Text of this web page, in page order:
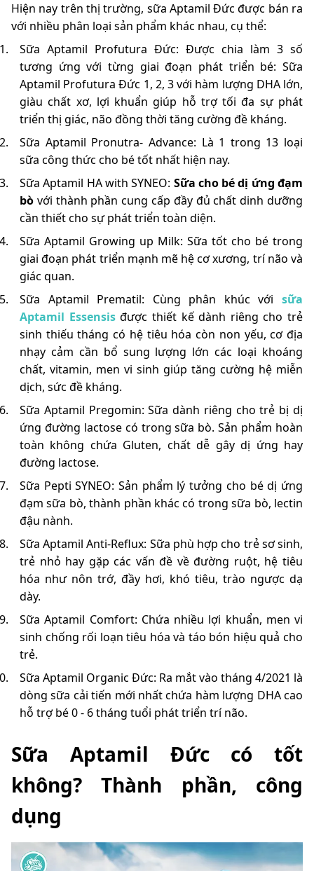
Hiện nay trên thị trường, sữa Aptamil Đức được bán ra
với nhiều phân loại sản phẩm khác nhau, cụ thể:
Sữa Aptamil Profutura Đức: Được chia làm 3 số
tương ứng với từng giai đoạn phát triển bé: Sữa
Aptamil Profutura Đức 1, 2, 3 với hàm lượng DHA lớn,
giàu chất xơ, lợi khuẩn giúp hỗ trợ tối đa sự phát
triển thị giác, não đồng thời tăng cường đề kháng.
Sữa Aptamil Pronutra- Advance: Là 1 trong 13 loại
sữa công thức cho bé tốt nhất hiện nay.
Sữa Aptamil HA with SYNEO: Sữa cho bé dị ứng đạm
bò với thành phần cung cấp đầy đủ chất dinh dưỡng
cần thiết cho sự phát triển toàn diện.
Sữa Aptamil Growing up Milk: Sữa tốt cho bé trong
giai đoạn phát triển mạnh mẽ hệ cơ xương, trí não và
giác quan.
Sữa Aptamil Prematil: Cùng phân khúc với sữa
Aptamil Essensisđược thiết kế dành riêng cho trẻ
sinh thiếu tháng có hệ tiêu hóa còn non yếu, cơ địa
nhạy cảm cần bổ sung lượng lớn các loại khoáng
chất, vitamin, men vi sinh giúp tăng cường hệ miễn
dịch, sức đề kháng.
Sữa Aptamil Pregomin: Sữa dành riêng cho trẻ bị dị
ứng đường lactose có trong sữa bò. Sản phẩm hoàn
toàn không chứa Gluten, chất dễ gây dị ứng hay
đường lactose.
Sữa Pepti SYNEO: Sản phẩm lý tưởng cho bé dị ứng
đạm sữa bò, thành phần khác có trong sữa bò, lectin
đậu nành.
Sữa Aptamil Anti-Reflux: Sữa phù hợp cho trẻ sơ sinh,
trẻ nhỏ hay gặp các vấn đề về đường ruột, hệ tiêu
hóa như nôn trớ, đầy hơi, khó tiêu, trào ngược dạ
dày.
Sữa Aptamil Comfort: Chứa nhiều lợi khuẩn, men vi
sinh chống rối loạn tiêu hóa và táo bón hiệu quả cho
trẻ.
Sữa Aptamil Organic Đức: Ra mắt vào tháng 4/2021 là
dòng sữa cải tiến mới nhất chứa hàm lượng DHA cao
hỗ trợ bé 0 - 6 tháng tuổi phát triển trí não.
Sữa Aptamil Đức có tốt
không? Thành phần, công
dụng